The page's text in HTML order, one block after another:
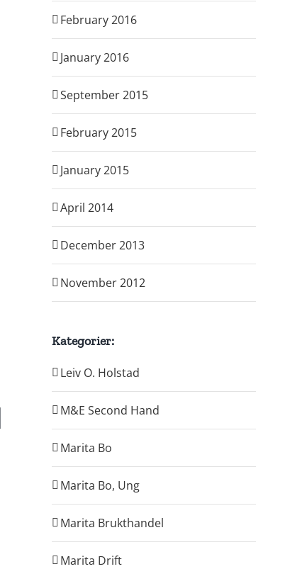
February 2016
January 2016
September 2015
February 2015
January 2015
April 2014
December 2013
November 2012
Kategorier:
Leiv O. Holstad
M&E Second Hand
Marita Bo
Marita Bo, Ung
Marita Brukthandel
Marita Drift